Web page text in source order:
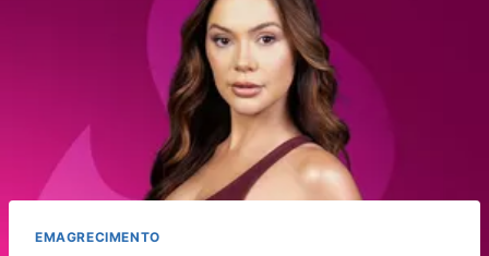
EMAGRECIMENTO